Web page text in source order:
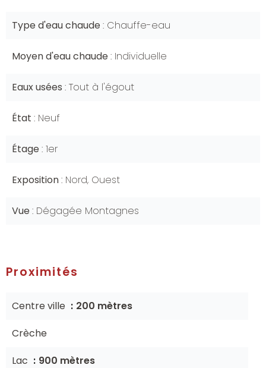
Type d'eau chaude Chauffe-eau
Moyen d'eau chaude Individuelle
Eaux usées Tout à l'égout
État Neuf
Étage 1er
Exposition Nord, Ouest
Vue Dégagée Montagnes
Proximités
Centre ville
200 mètres
Crèche
Lac
900 mètres